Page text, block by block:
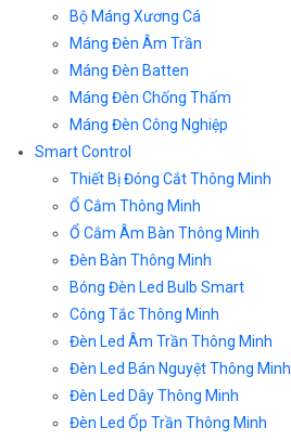
Bộ Máng Xương Cá
Máng Đèn Âm Trần
Máng Đèn Batten
Máng Đèn Chống Thấm
Máng Đèn Công Nghiệp
Smart Control
Thiết Bị Đóng Cắt Thông Minh
Ổ Cắm Thông Minh
Ổ Cắm Âm Bàn Thông Minh
Đèn Bàn Thông Minh
Bóng Đèn Led Bulb Smart
Công Tắc Thông Minh
Đèn Led Âm Trần Thông Minh
Đèn Led Bán Nguyệt Thông Minh
Đèn Led Dây Thông Minh
Đèn Led Ốp Trần Thông Minh